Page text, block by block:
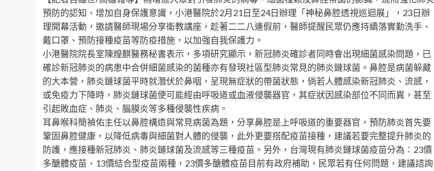
預防的認知、增加自身保護意識，小港醫院於2月21日至24日辦理「神秘鼻腔透視巡迴展」，23日辦
理開幕活動，邀請醫師現場分享衛教講座，趁著二二八連假前，醫師提醒民眾仍應持續落實勤洗手、
戴口罩、預防接種疫苗等防疫措施，以加強自我保護力。
小港醫院院長室陳煌麒醫務秘書表示，多項研究顯示，新冠肺炎確診者同時會出現細菌感染問題，已
確診新冠肺炎的病患中合併細菌感染的菌種亦有發現社區型肺炎常見的肺炎鏈球菌。鼻腔是病菌躲藏
的大本營，肺炎鏈球菌平時就潛伏於鼻咽，呈現無症狀的帶菌狀態，倘若人體感染新冠肺炎、流感，
或免疫力下降時，肺炎鏈球菌便可能經由呼吸道或血液侵襲器官，其症狀因感染部位不同而異，甚至
引起敗血症、肺炎、腦膜炎等多種侵襲性疾病。
耳鼻喉科簡禎佑主任以鼻腔構造與常見病菌為題，分享鼻腔是上呼吸道的重要器官，預防肺炎首先要
鞏固鼻腔健康，以降低病毒與細菌對人體的侵襲，此外更要搭配疫苗接種，建議若要完整提升肺炎的
防護，應接種新冠肺炎、肺炎鏈球菌及流感等三種疫苗。另外，台灣現有肺炎鏈球菌疫苗分為：23價
多醣體疫苗、13價結合型疫苗兩種，23價多醣體疫苗目前有政府補助，民眾若有任何問題，建議諮詢